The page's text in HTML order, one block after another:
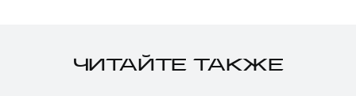
ЧИТАЙТЕ ТАКЖЕ